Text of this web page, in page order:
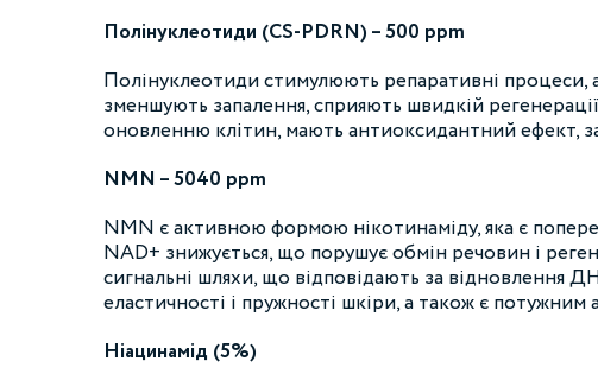
Полінуклеотиди (CS-PDRN) – 500 ppm
Полінуклеотиди стимулюють репаративні процеси,
зменшують запалення, сприяють швидкій
оновленню клітин, мають антиоксидантний ефект,
NMN – 5040 ppm
NMN є активною формою нікотинаміду, яка є
NAD+ знижується, що порушує обмін речовин і
сигнальні шляхи, що відповідають за відновлення
еластичності і пружності шкіри, а також є
Ніацинамід (5%)